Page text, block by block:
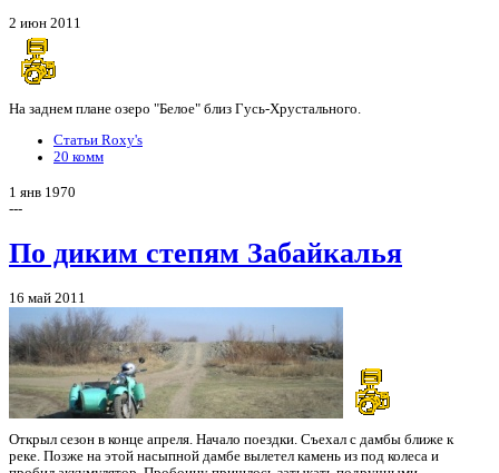
2 июн 2011
На заднем плане озеро "Белое" близ Гусь-Хрустального.
Статьи Roxy's
20 комм
1 янв 1970
---
По диким степям Забайкалья
16 май 2011
Открыл сезон в конце апреля. Начало поездки. Съехал с дамбы ближе к
реке. Позже на этой насыпной дамбе вылетел камень из под колеса и